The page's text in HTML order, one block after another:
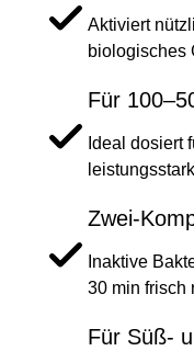
Aktiviert
biologisches
Für
Ideal dosiert
Zwei-
Inaktive
30 min frisch
Für Süß-